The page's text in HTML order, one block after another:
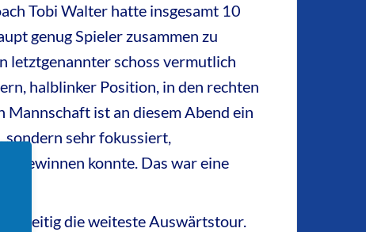
Tobi Walter hatte insgesamt 10
genug Spieler zusammen zu
letztgenannter schoss vermutlich
halblinker Position, in den rechten
Mannschaft ist an diesem Abend ein
sondern sehr fokussiert,
gewinnen konnte. Das war eine
die weiteste Auswärtstour.